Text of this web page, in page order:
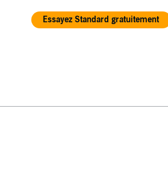
Essayez Standard gratuitement